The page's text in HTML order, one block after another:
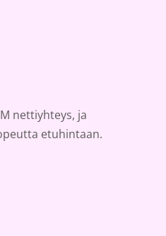
nettiyhteys, ja
etuhintaan.